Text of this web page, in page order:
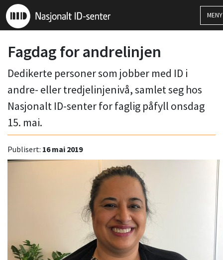
Fagdag for andrelinjen
Dedikerte personer som jobber med ID i
andre- eller tredjelinjenivå, samlet seg hos
Nasjonalt ID-senter for faglig påfyll onsdag
15. mai.
Publisert: 16 mai 2019